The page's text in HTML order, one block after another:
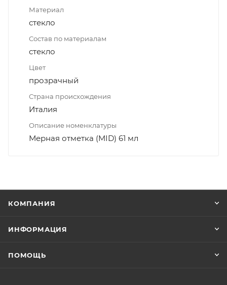
Материал
стекло
Состав по материалам
стекло
Цвет
прозрачный
Страна происхождения
Италия
Описание номенклатуры
Мерная отметка (MID) 61 мл
КОМПАНИЯ
ИНФОРМАЦИЯ
ПОМОЩЬ